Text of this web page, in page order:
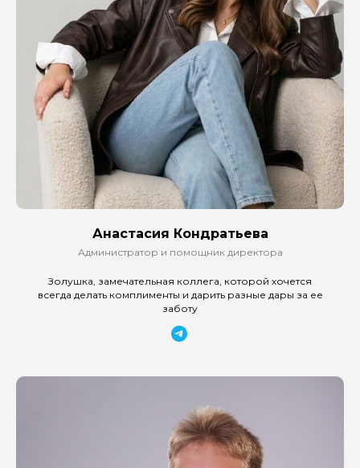
Анастасия Кондратьева
Администратор и помощник директора
Золушка, замечательная коллега, которой хочется
всегда делать комплименты и дарить разные дары за ее
заботу